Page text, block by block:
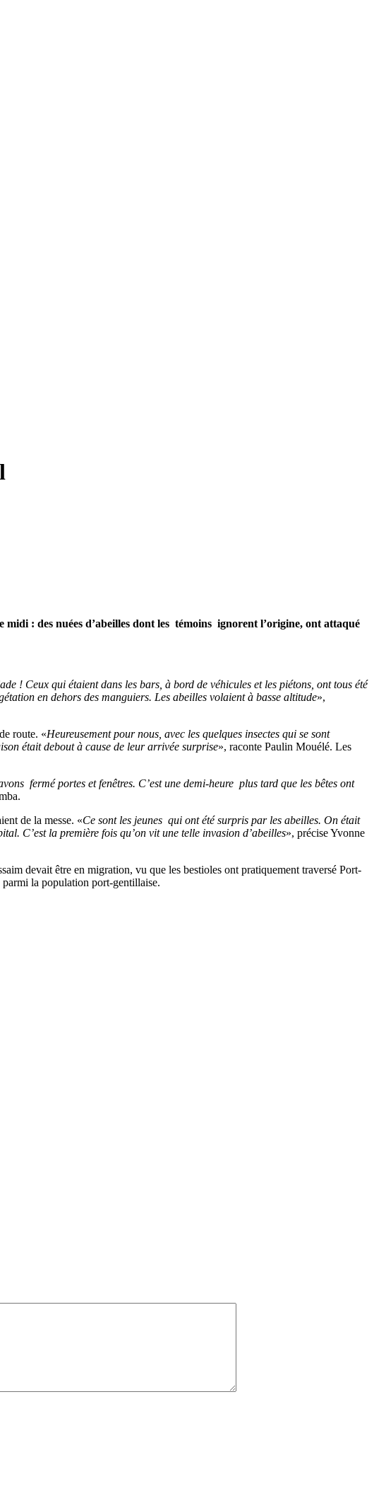
: des nuées d’abeilles dont les témoins ignorent l’origine, ont attaqué
! Ceux qui étaient dans les bars, à bord de véhicules et les piétons, ont tous été
en dehors des manguiers. Les abeilles volaient à basse altitude»,
route. «Heureusement pour nous, avec les quelques insectes qui se sont
était debout à cause de leur arrivée surprise», raconte Paulin Mouélé. Les
fermé portes et fenêtres. C’est une demi-heure plus tard que les bêtes ont
de la messe. «Ce sont les jeunes qui ont été surpris par les abeilles. On était
C’est la première fois qu’on vit une telle invasion d’abeilles», précise Yvonne
devait être en migration, vu que les bestioles ont pratiquement traversé Port-
la population port-gentillaise.